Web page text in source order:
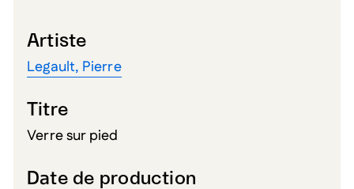
Artiste
Legault, Pierre
Titre
Verre sur pied
Date de production